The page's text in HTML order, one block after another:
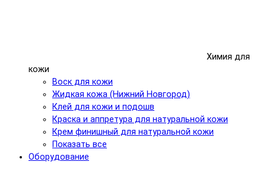
Химия для
кожи
Воск для кожи
Жидкая кожа (Нижний Новгород)
Клей для кожи и подошв
Краска и аппретура для натуральной кожи
Крем финишный для натуральной кожи
Показать все
Оборудование